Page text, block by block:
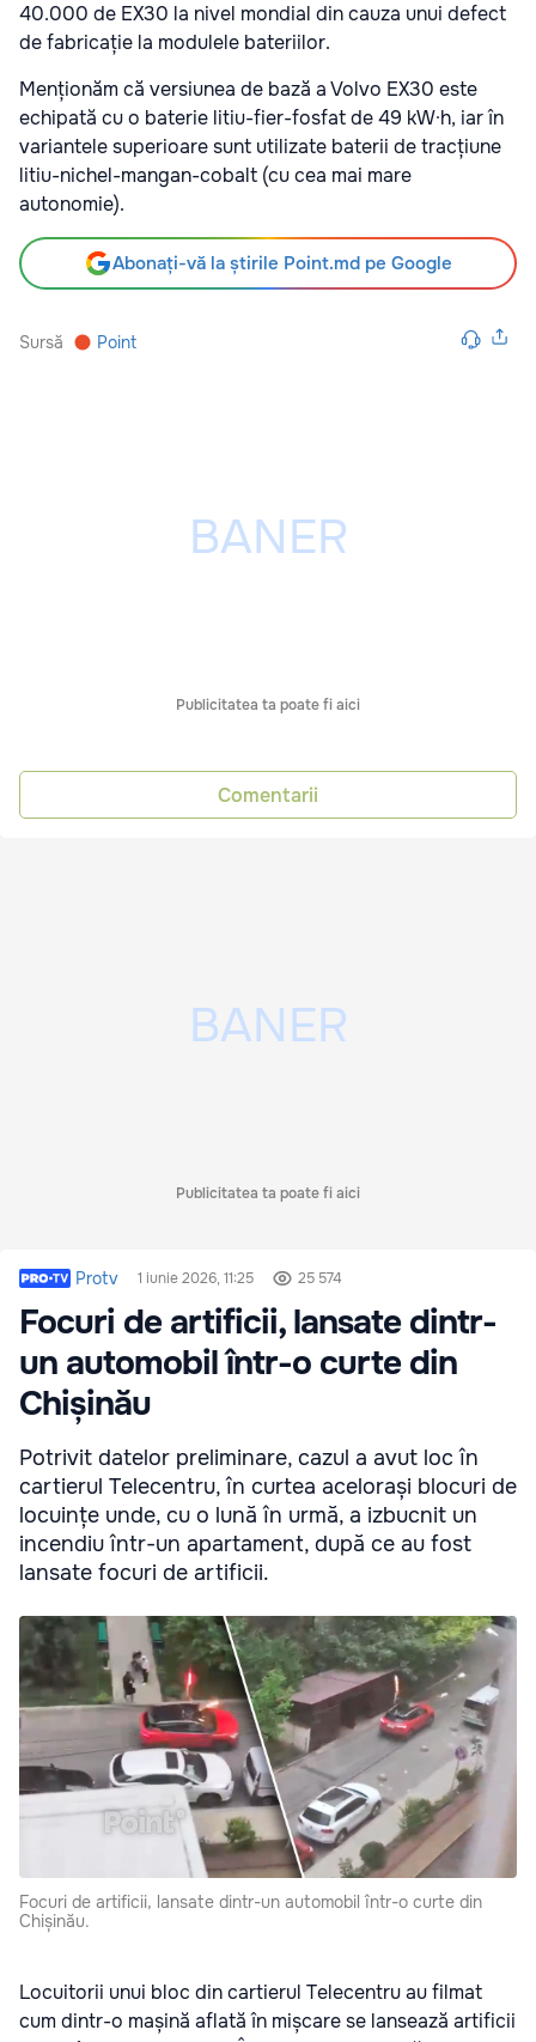
40.000 de EX30 la nivel mondial din cauza unui defect
de fabricație la modulele bateriilor.
Menționăm că versiunea de bază a Volvo EX30 este
echipată cu o baterie litiu-fier-fosfat de 49 kW·h, iar în
variantele superioare sunt utilizate baterii de tracțiune
litiu-nichel-mangan-cobalt (cu cea mai mare
autonomie).
Abonați-vă la știrile Point.md pe Google
Sursă Point
Publicitatea ta poate fi aici
Comentarii
Publicitatea ta poate fi aici
Protv 1 iunie 2026, 11:25 25 574
Focuri de artificii, lansate dintr-
un automobil într-o curte din
Chișinău
Potrivit datelor preliminare, cazul a avut loc în
cartierul Telecentru, în curtea acelorași blocuri de
locuințe unde, cu o lună în urmă, a izbucnit un
incendiu într-un apartament, după ce au fost
lansate focuri de artificii.
Focuri de artificii, lansate dintr-un automobil într-o curte din
Chișinău.
Locuitorii unui bloc din cartierul Telecentru au filmat
cum dintr-o mașină aflată în mișcare se lansează artificii